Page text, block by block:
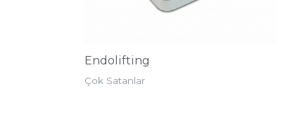
Endolifting
Çok Satanlar